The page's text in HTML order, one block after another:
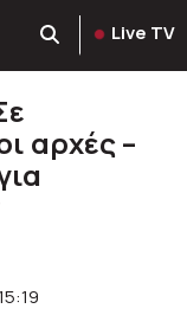
Live TV
αρχές –